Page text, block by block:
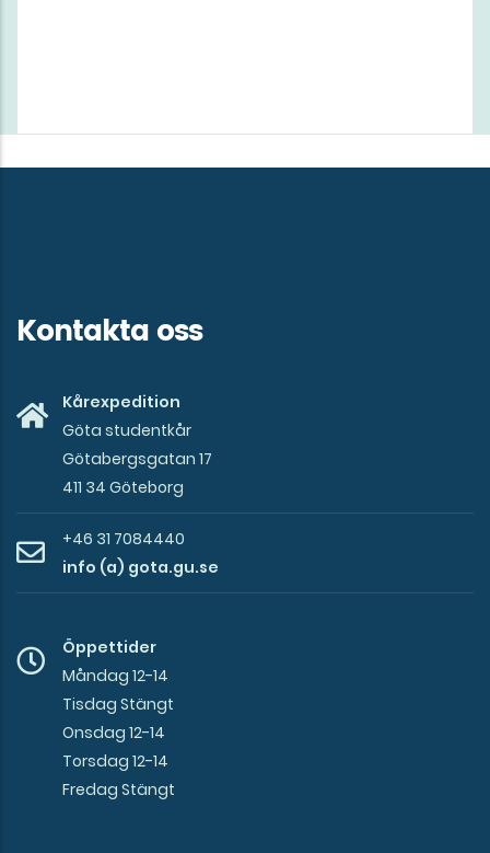
Kontakta oss
Kårexpedition
Göta studentkår
Götabergsgatan 17
411 34 Göteborg
+46 31 7084440
info (a) gota.gu.se
Öppettider
Måndag 12-14
Tisdag Stängt
Onsdag 12-14
Torsdag 12-14
Fredag Stängt